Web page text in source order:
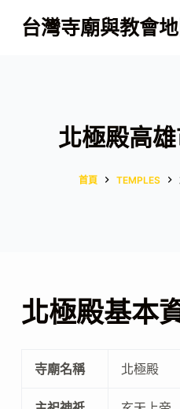
跳
至
台灣寺廟與教會
北極殿高
首頁 TEMPLES
北極殿基本
寺廟名稱 北極殿